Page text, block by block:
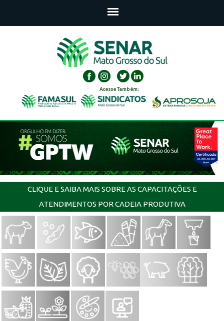
Acesse Também:
CLIQUE E SAIBA MAIS SOBRE AS CAPACITAÇÕES E
ATENDIMENTOS POR CADEIA PRODUTIVA